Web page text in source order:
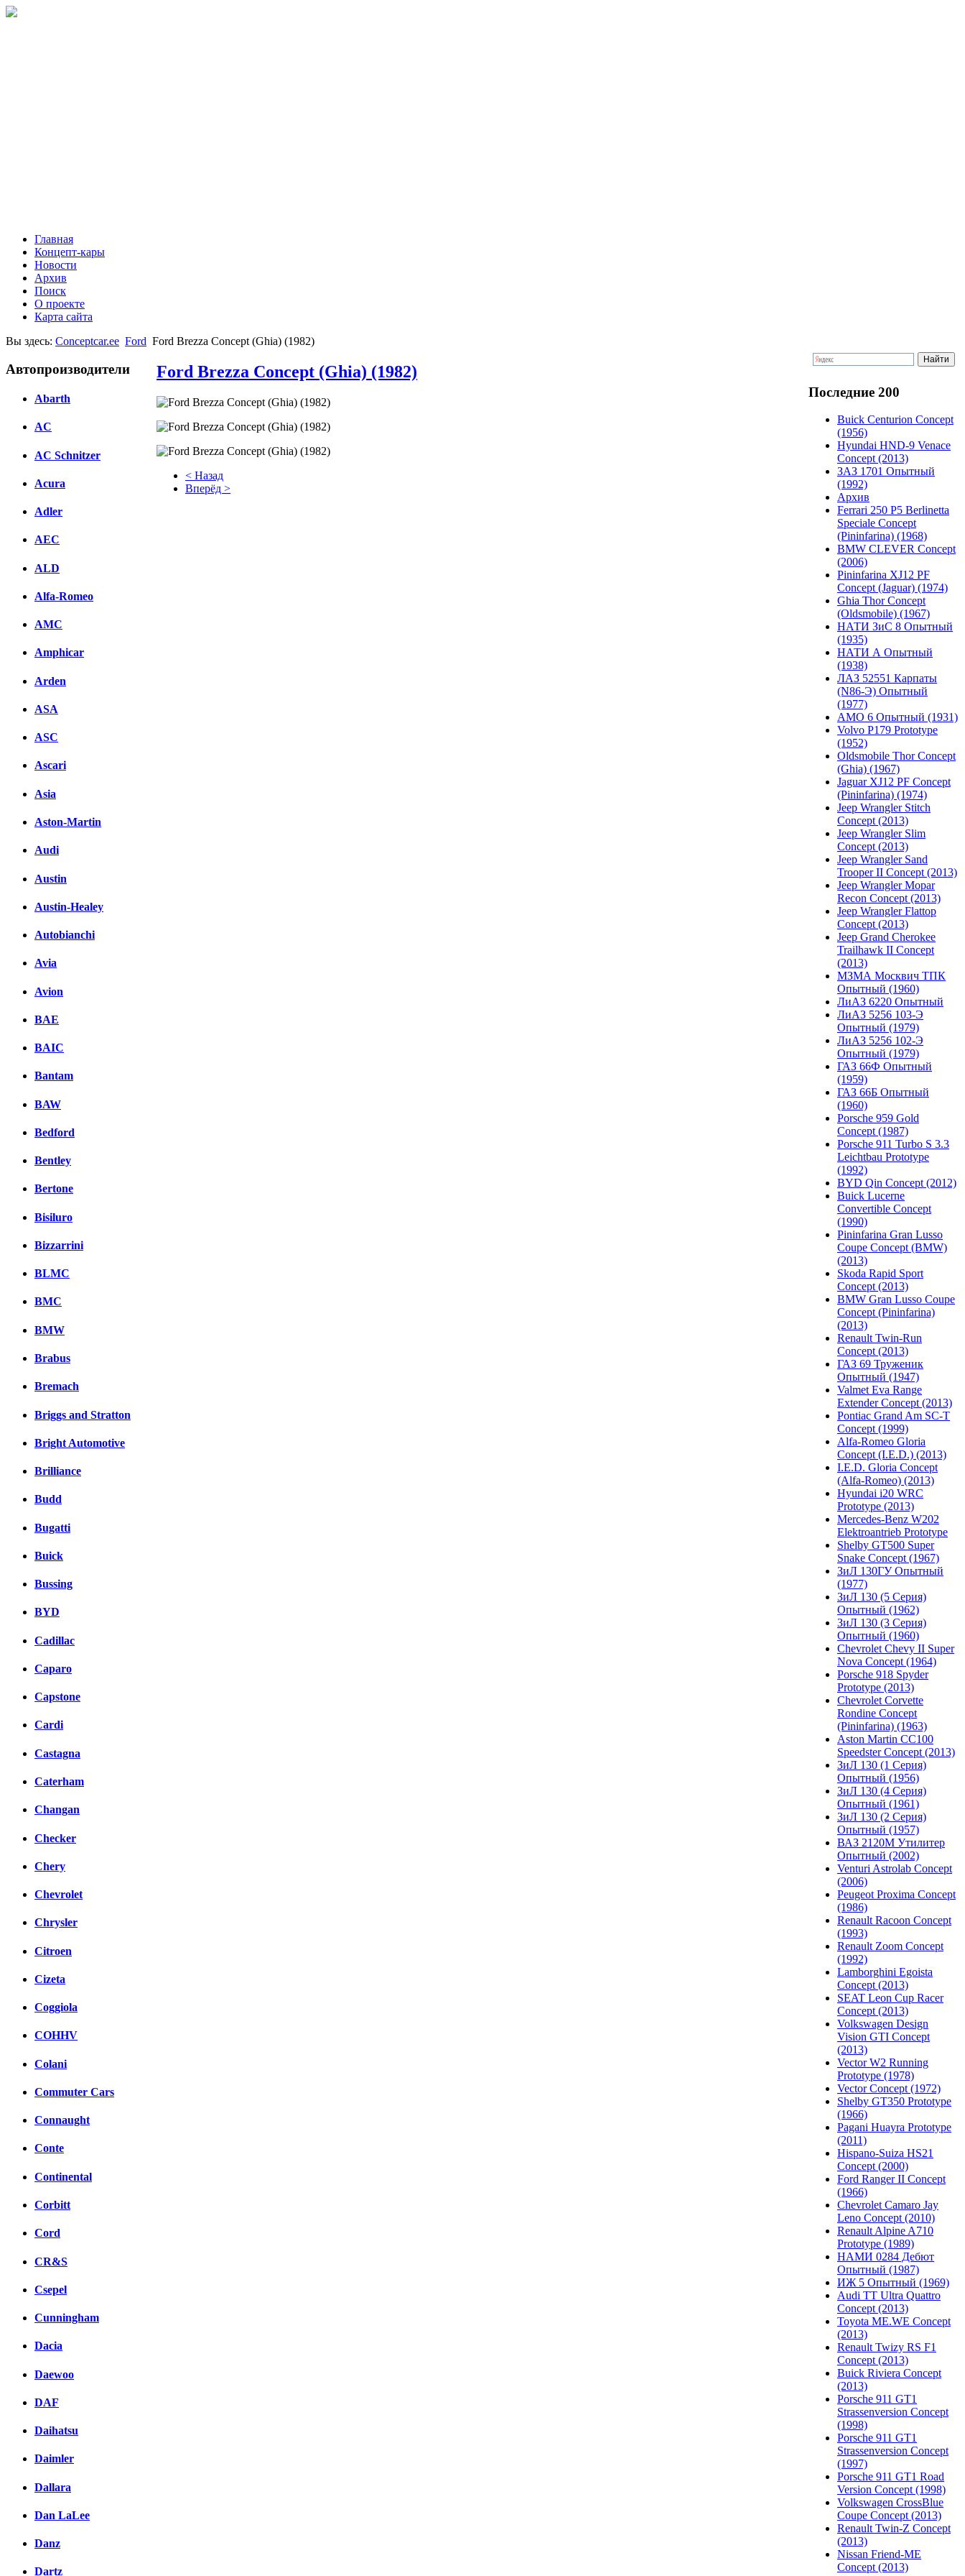
Главная
Концепт-кары
Новости
Архив
Поиск
О проекте
Карта сайта
Вы здесь: Conceptcar.ee Ford Ford Brezza Concept (Ghia) (1982)
Автопроизводители
Abarth
AC
AC Schnitzer
Acura
Adler
AEC
ALD
Alfa-Romeo
AMC
Amphicar
Arden
ASA
ASC
Ascari
Asia
Aston-Martin
Audi
Austin
Austin-Healey
Autobianchi
Avia
Avion
BAE
BAIC
Bantam
BAW
Bedford
Bentley
Bertone
Bisiluro
Bizzarrini
BLMC
BMC
BMW
Brabus
Bremach
Briggs and Stratton
Bright Automotive
Brilliance
Budd
Bugatti
Buick
Bussing
BYD
Cadillac
Caparo
Capstone
Cardi
Castagna
Caterham
Changan
Checker
Chery
Chevrolet
Chrysler
Citroen
Cizeta
Coggiola
COHHV
Colani
Commuter Cars
Connaught
Conte
Continental
Corbitt
Cord
CR&S
Csepel
Cunningham
Dacia
Daewoo
DAF
Daihatsu
Daimler
Dallara
Dan LaLee
Danz
Dartz
Ford Brezza Concept (Ghia) (1982)
< Назад
Вперёд >
Последние 200
Buick Centurion Concept
(1956)
Hyundai HND-9 Venace
Concept (2013)
ЗАЗ 1701 Опытный
(1992)
Архив
Ferrari 250 P5 Berlinetta
Speciale Concept
(Pininfarina) (1968)
BMW CLEVER Concept
(2006)
Pininfarina XJ12 PF
Concept (Jaguar) (1974)
Ghia Thor Concept
(Oldsmobile) (1967)
НАТИ ЗиС 8 Опытный
(1935)
НАТИ А Опытный
(1938)
ЛАЗ 52551 Карпаты
(N86-Э) Опытный
(1977)
АМО 6 Опытный (1931)
Volvo P179 Prototype
(1952)
Oldsmobile Thor Concept
(Ghia) (1967)
Jaguar XJ12 PF Concept
(Pininfarina) (1974)
Jeep Wrangler Stitch
Concept (2013)
Jeep Wrangler Slim
Concept (2013)
Jeep Wrangler Sand
Trooper II Concept (2013)
Jeep Wrangler Mopar
Recon Concept (2013)
Jeep Wrangler Flattop
Concept (2013)
Jeep Grand Cherokee
Trailhawk II Concept
(2013)
МЗМА Москвич ТПК
Опытный (1960)
ЛиАЗ 6220 Опытный
ЛиАЗ 5256 103-Э
Опытный (1979)
ЛиАЗ 5256 102-Э
Опытный (1979)
ГАЗ 66Ф Опытный
(1959)
ГАЗ 66Б Опытный
(1960)
Porsche 959 Gold
Concept (1987)
Porsche 911 Turbo S 3.3
Leichtbau Prototype
(1992)
BYD Qin Concept (2012)
Buick Lucerne
Convertible Concept
(1990)
Pininfarina Gran Lusso
Coupe Concept (BMW)
(2013)
Skoda Rapid Sport
Concept (2013)
BMW Gran Lusso Coupe
Concept (Pininfarina)
(2013)
Renault Twin-Run
Concept (2013)
ГАЗ 69 Труженик
Опытный (1947)
Valmet Eva Range
Extender Concept (2013)
Pontiac Grand Am SC-T
Concept (1999)
Alfa-Romeo Gloria
Concept (I.E.D.) (2013)
I.E.D. Gloria Concept
(Alfa-Romeo) (2013)
Hyundai i20 WRC
Prototype (2013)
Mercedes-Benz W202
Elektroantrieb Prototype
Shelby GT500 Super
Snake Concept (1967)
ЗиЛ 130ГУ Опытный
(1977)
ЗиЛ 130 (5 Серия)
Опытный (1962)
ЗиЛ 130 (3 Серия)
Опытный (1960)
Chevrolet Chevy II Super
Nova Concept (1964)
Porsche 918 Spyder
Prototype (2013)
Chevrolet Corvette
Rondine Concept
(Pininfarina) (1963)
Aston Martin CC100
Speedster Concept (2013)
ЗиЛ 130 (1 Серия)
Опытный (1956)
ЗиЛ 130 (4 Серия)
Опытный (1961)
ЗиЛ 130 (2 Серия)
Опытный (1957)
ВАЗ 2120М Утилитер
Опытный (2002)
Venturi Astrolab Concept
(2006)
Peugeot Proxima Concept
(1986)
Renault Racoon Concept
(1993)
Renault Zoom Concept
(1992)
Lamborghini Egoista
Concept (2013)
SEAT Leon Cup Racer
Concept (2013)
Volkswagen Design
Vision GTI Concept
(2013)
Vector W2 Running
Prototype (1978)
Vector Concept (1972)
Shelby GT350 Prototype
(1966)
Pagani Huayra Prototype
(2011)
Hispano-Suiza HS21
Concept (2000)
Ford Ranger II Concept
(1966)
Chevrolet Camaro Jay
Leno Concept (2010)
Renault Alpine A710
Prototype (1989)
НАМИ 0284 Дебют
Опытный (1987)
ИЖ 5 Опытный (1969)
Audi TT Ultra Quattro
Concept (2013)
Toyota ME.WE Concept
(2013)
Renault Twizy RS F1
Concept (2013)
Buick Riviera Concept
(2013)
Porsche 911 GT1
Strassenversion Concept
(1998)
Porsche 911 GT1
Strassenversion Concept
(1997)
Porsche 911 GT1 Road
Version Concept (1998)
Volkswagen CrossBlue
Coupe Concept (2013)
Renault Twin-Z Concept
(2013)
Nissan Friend-ME
Concept (2013)